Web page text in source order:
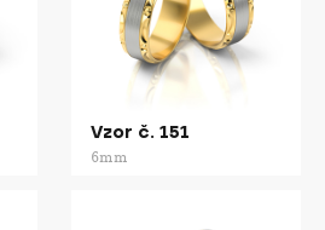
Vzor č. 151
6mm